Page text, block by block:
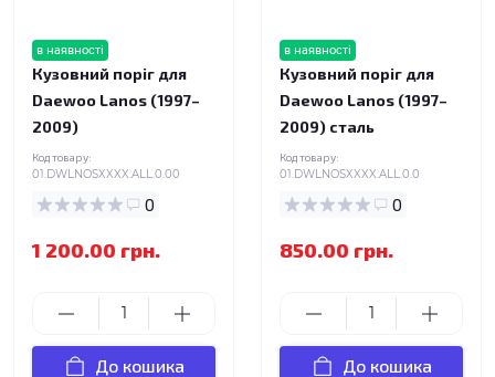
в наявності
Кузовний поріг для
Daewoo Lanos (1997–
2009)
Код товару:
01.DWLNOSXXXX.ALL.0.00
0
1 200.00 грн.
До кошика
в наявності
Кузовний поріг для
Daewoo Lanos (1997–
2009) сталь
Код товару:
01.DWLNOSXXXX.ALL.0.0
0
850.00 грн.
До кошика